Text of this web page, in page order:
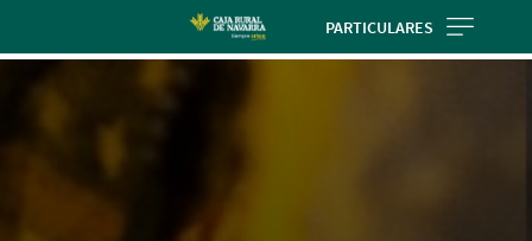
PARTICULARES
espere...